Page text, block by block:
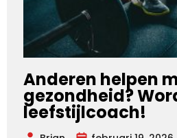
Anderen helpen
gezondheid?
leefstijlcoach!